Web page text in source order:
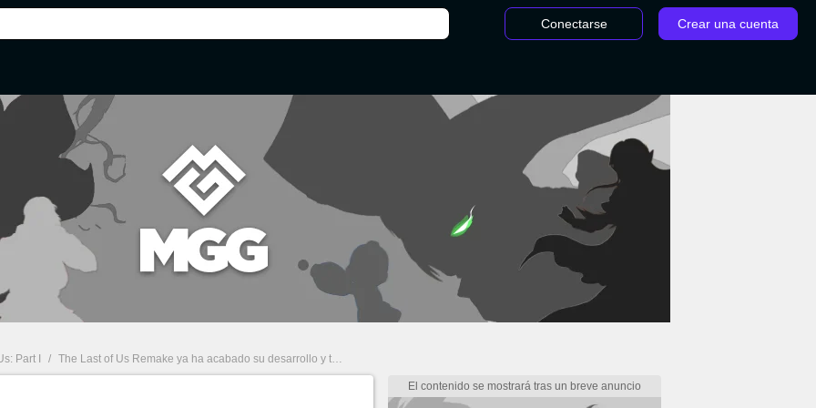
Conectarse Crear una cuenta
Part I / The Last of Us Remake ya ha acabado su desarrollo y todo se ha hecho sin recurrir a crunch